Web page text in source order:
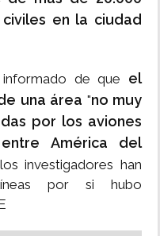
civiles en la ciudad
informado de que el
una área "no muy
por los aviones
América del
investigadores han
por si hubo